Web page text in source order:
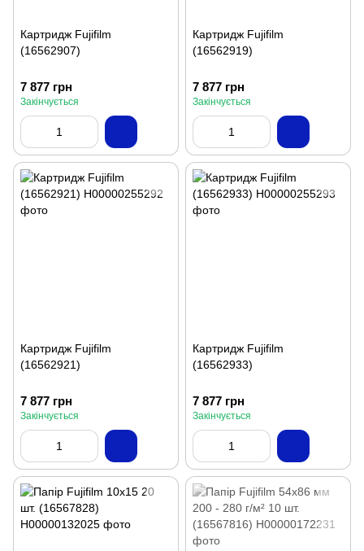
Картридж Fujifilm
(16562907)
7 877 грн
Закінчується
Картридж Fujifilm
(16562919)
7 877 грн
Закінчується
Картридж Fujifilm
(16562921)
7 877 грн
Закінчується
Картридж Fujifilm
(16562933)
7 877 грн
Закінчується